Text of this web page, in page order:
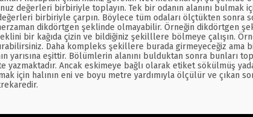
değerleri birbiriyle toplayın. Tek bir odanın alanını bulmak
birbiriyle çarpın. Böylece tüm odaları ölçtükten sonra
dikdörtgen şeklinde olmayabilir. Örneğin dikdörtgen
bir kağıda çizin ve bildiğiniz şekilllere bölmeye çalışın.
Daha kompleks şekillere burada girmeyeceğiz ama
yarısına eşittir. Bölümlerin alanını bulduktan sonra bunları
yazmaktadır. Ancak eskimeye bağlı olarak etiket sökülmüş
için halının eni ve boyu metre yardımıyla ölçülür ve çıkan